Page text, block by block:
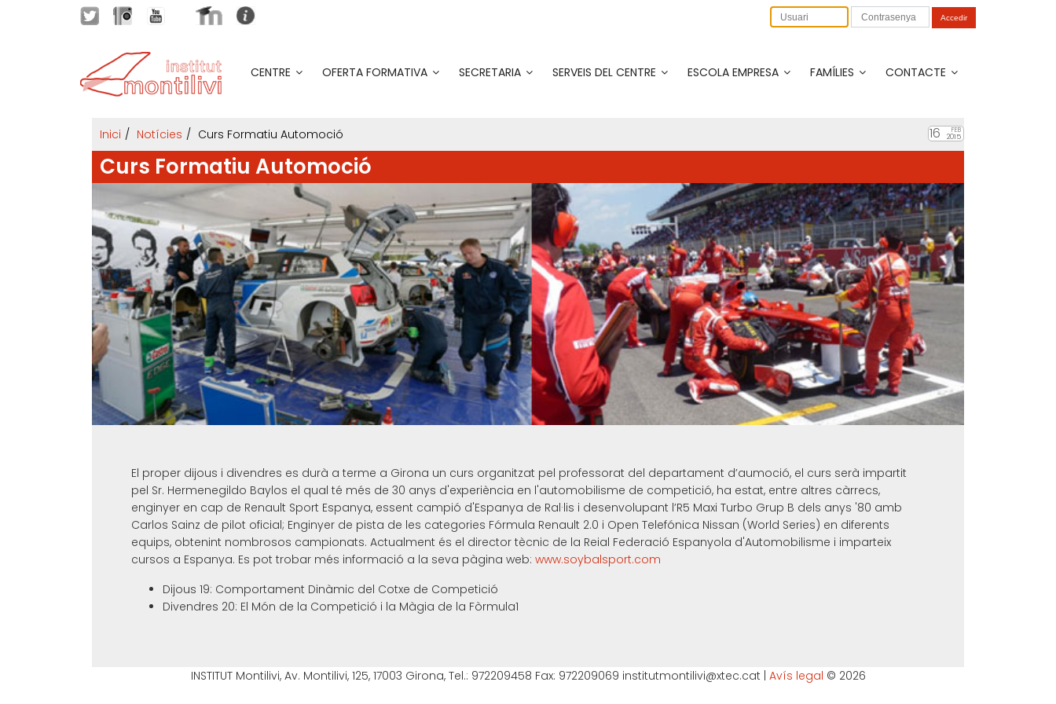
Accedir
CENTRE OFERTA FORMATIVA SECRETARIA SERVEIS DEL CENTRE ESCOLA EMPRESA FAMÍLIES CONTACTE
Inici Notícies Curs Formatiu Automoció 16 FEB
2015
Curs Formatiu Automoció
El proper dijous i divendres es durà a terme a Girona un curs organitzat pel professorat del departament d’aumoció, el curs serà impartit
pel Sr. Hermenegildo Baylos el qual té més de 30 anys d'experiència en l'automobilisme de competició, ha estat, entre altres càrrecs,
enginyer en cap de Renault Sport Espanya, essent campió d'Espanya de Ral·lis i desenvolupant l’R5 Maxi Turbo Grup B dels anys '80 amb
Carlos Sainz de pilot oficial; Enginyer de pista de les categories Fórmula Renault 2.0 i Open Telefónica Nissan (World Series) en diferents
equips, obtenint nombrosos campionats. Actualment és el director tècnic de la Reial Federació Espanyola d'Automobilisme i imparteix
cursos a Espanya. Es pot trobar més informació a la seva pàgina web: www.soybalsport.com
Dijous 19: Comportament Dinàmic del Cotxe de Competició
Divendres 20: El Món de la Competició i la Màgia de la Fòrmula1
INSTITUT Montilivi, Av. Montilivi, 125, 17003 Girona, Tel.: 972209458 Fax: 972209069 institutmontilivi@xtec.cat | Avís legal © 2026